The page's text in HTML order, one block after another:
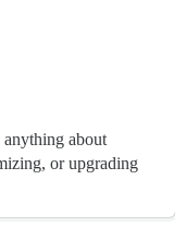
anything about
or upgrading